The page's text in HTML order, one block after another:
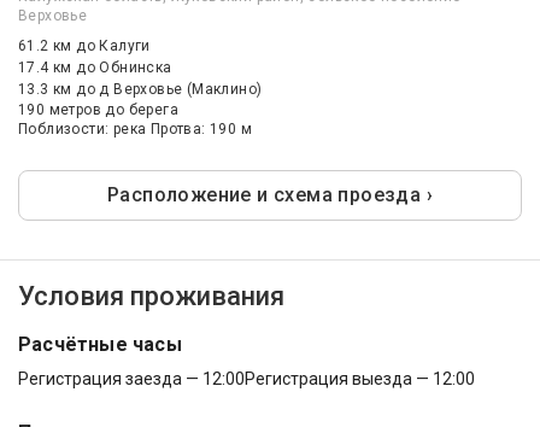
Верховье
61.2 кмдо Калуги
17.4 кмдо Обнинска
13.3 кмдо д Верховье (Маклино)
190 метров до берега
Поблизости: река Протва: 190 м
Расположение и схема проезда ›
Условия проживания
Расчётные часы
Регистрация заезда — 12:00Регистрация выезда — 12:00